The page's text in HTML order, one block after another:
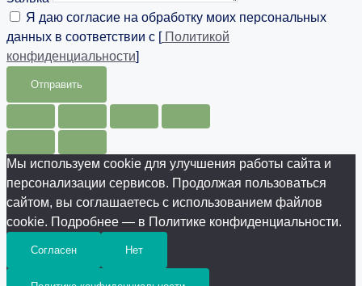
Я даю согласие на обработку моих персональных
данных в соответствии с [Политикой
конфиденциальности]
Отправить
Мы используем cookie для улучшения работы сайта и
персонализации сервисов. Продолжая пользоваться
сайтом, вы соглашаетесь с использованием файлов
cookie. Подробнее — в Политике конфиденциальности.
Согласен Нет